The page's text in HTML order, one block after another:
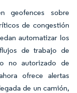
geofences sobre
de congestión
automatizar los
de trabajo de
no autorizado de
ofrece alertas
de un camión,